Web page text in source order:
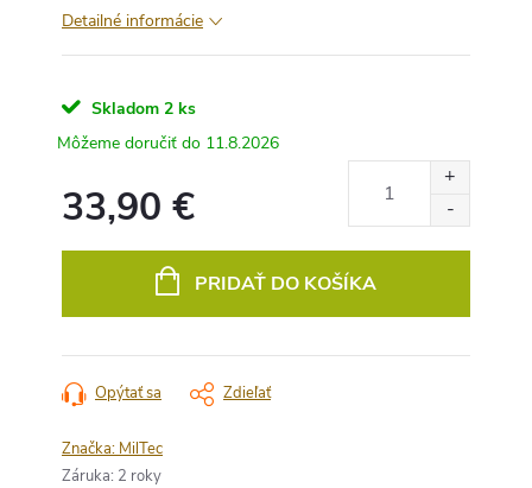
Detailné informácie
Skladom 2 ks
11.8.2026
33,90 €
PRIDAŤ DO KOŠÍKA
Opýtať sa Zdieľať
Značka: MilTec
Záruka: 2 roky